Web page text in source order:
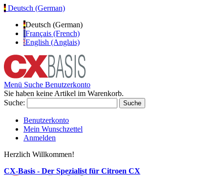
Deutsch (German)
Deutsch (German)
Français (French)
English (Anglais)
Menü Suche Benutzerkonto
Sie haben keine Artikel im Warenkorb.
Suche:
Suche
Benutzerkonto
Mein Wunschzettel
Anmelden
Herzlich Willkommen!
CX-Basis - Der Spezialist für Citroen CX